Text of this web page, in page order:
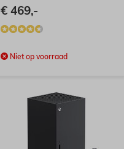
€ 469,-
Niet op voorraad